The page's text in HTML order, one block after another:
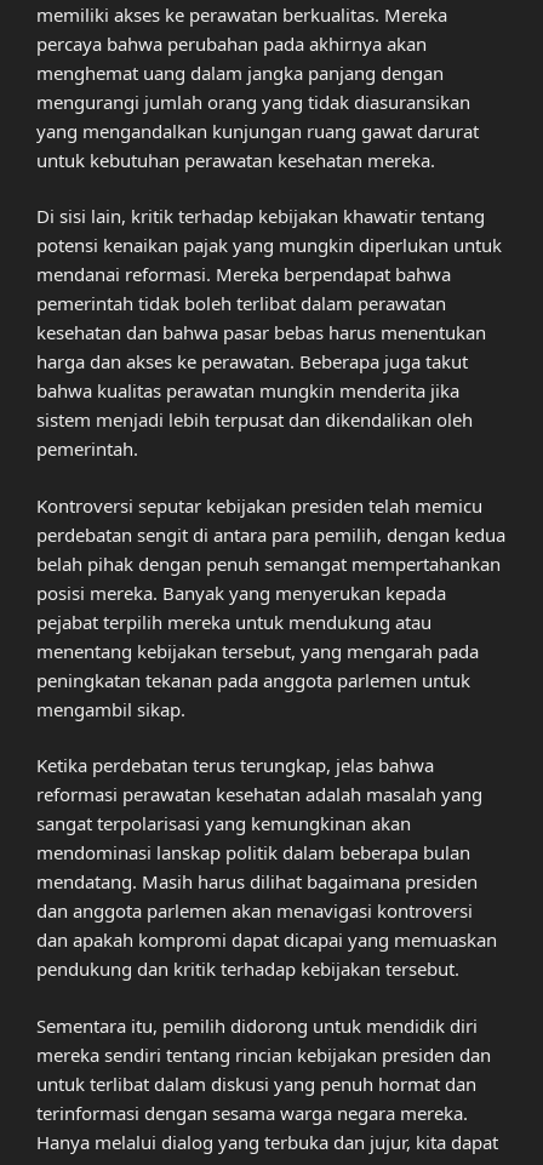
memiliki akses ke perawatan berkualitas. Mereka
percaya bahwa perubahan pada akhirnya akan
menghemat uang dalam jangka panjang dengan
mengurangi jumlah orang yang tidak diasuransikan
yang mengandalkan kunjungan ruang gawat darurat
untuk kebutuhan perawatan kesehatan mereka.
Di sisi lain, kritik terhadap kebijakan khawatir tentang
potensi kenaikan pajak yang mungkin diperlukan untuk
mendanai reformasi. Mereka berpendapat bahwa
pemerintah tidak boleh terlibat dalam perawatan
kesehatan dan bahwa pasar bebas harus menentukan
harga dan akses ke perawatan. Beberapa juga takut
bahwa kualitas perawatan mungkin menderita jika
sistem menjadi lebih terpusat dan dikendalikan oleh
pemerintah.
Kontroversi seputar kebijakan presiden telah memicu
perdebatan sengit di antara para pemilih, dengan kedua
belah pihak dengan penuh semangat mempertahankan
posisi mereka. Banyak yang menyerukan kepada
pejabat terpilih mereka untuk mendukung atau
menentang kebijakan tersebut, yang mengarah pada
peningkatan tekanan pada anggota parlemen untuk
mengambil sikap.
Ketika perdebatan terus terungkap, jelas bahwa
reformasi perawatan kesehatan adalah masalah yang
sangat terpolarisasi yang kemungkinan akan
mendominasi lanskap politik dalam beberapa bulan
mendatang. Masih harus dilihat bagaimana presiden
dan anggota parlemen akan menavigasi kontroversi
dan apakah kompromi dapat dicapai yang memuaskan
pendukung dan kritik terhadap kebijakan tersebut.
Sementara itu, pemilih didorong untuk mendidik diri
mereka sendiri tentang rincian kebijakan presiden dan
untuk terlibat dalam diskusi yang penuh hormat dan
terinformasi dengan sesama warga negara mereka.
Hanya melalui dialog yang terbuka dan jujur, kita dapat